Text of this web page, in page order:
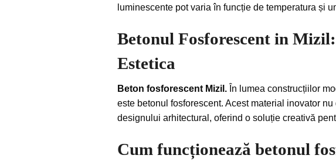
luminescente pot varia în funcție de temperatura și
Betonul Fosforescent in
Estetica
Beton fosforescent Mizil.În lumea construcțiilor
este betonul fosforescent. Acest material inovator
designului arhitectural, oferind o soluție creativă
Cum funcționează betonul